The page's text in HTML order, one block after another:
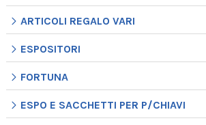
ARTICOLI REGALO VARI
ESPOSITORI
FORTUNA
ESPO E SACCHETTI PER P/CHIAVI